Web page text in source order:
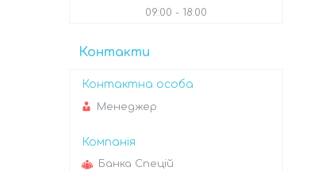
09:00 18:00
Контакти
Менеджер
Банка Спецій